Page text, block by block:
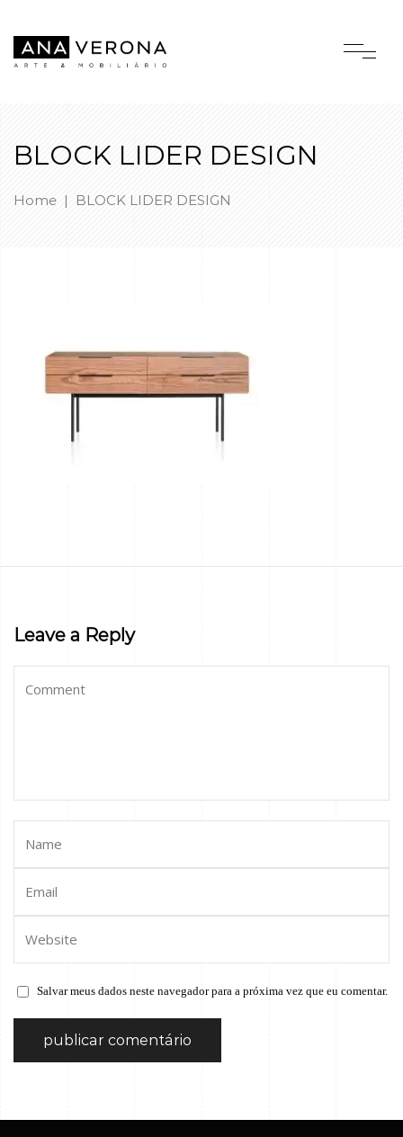
BLOCK LIDER DESIGN
Home | BLOCK LIDER DESIGN
Leave a Reply
Salvar meus dados neste navegador para a próxima vez que eu comentar.